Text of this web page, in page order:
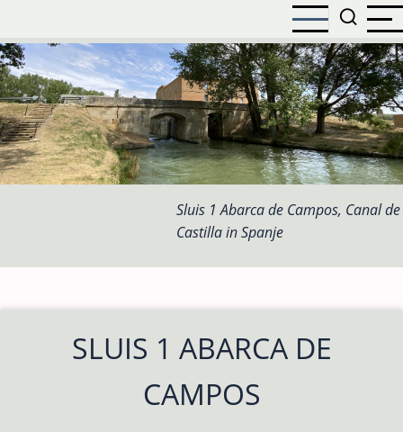
naar
de
inhoud
gaan
Sluis 1 Abarca de Campos, Canal de
Castilla in Spanje
SLUIS 1 ABARCA DE
CAMPOS